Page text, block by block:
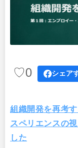
採用について
プラクティショナ
出版
♡0 シェア
組織開発を再考
スペリエンスの
した